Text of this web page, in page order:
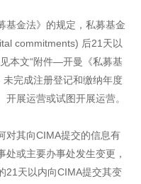
基金法》的规定，私募基金
commitments) 后21天以
本文“附件—开曼《私募基
完成注册登记和缴纳年度
展运营或试图开展运营。
对其向CIMA提交的信息有
或主要办事处发生变更，
21天以内向CIMA提交其变